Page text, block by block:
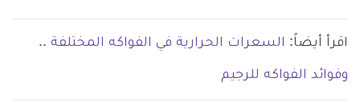
اقرأ أيضاً: السعرات الحرارية في الفواكه المختلفة ..
وفوائد الفواكه للرجيم